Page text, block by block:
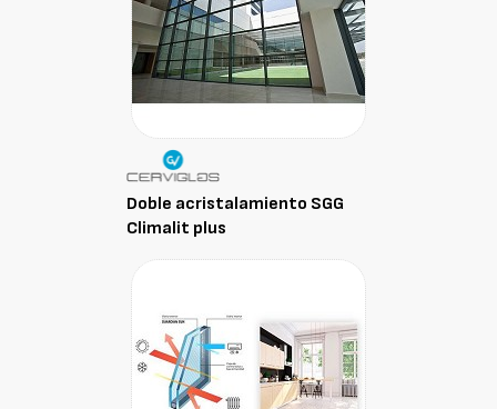
Doble acristalamiento SGG
Climalit plus